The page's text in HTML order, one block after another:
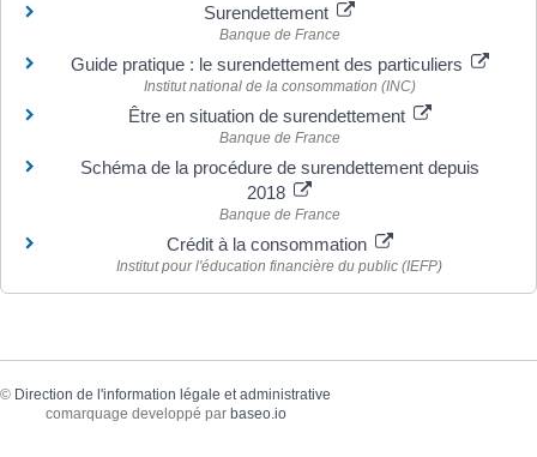
Surendettement
Banque de France
Guide pratique : le surendettement des particuliers
Institut national de la consommation (INC)
Être en situation de surendettement
Banque de France
Schéma de la procédure de surendettement depuis
2018
Banque de France
Crédit à la consommation
Institut pour l'éducation financière du public (IEFP)
© Direction de l'information légale et administrative
comarquage developpé par baseo.io